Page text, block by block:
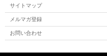
サイトマップ
メルマガ登録
お問い合わせ